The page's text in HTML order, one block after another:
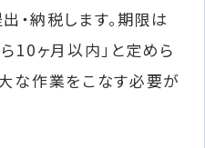
・納税します。期限は
10ヶ月以内」と定めら
な作業をこなす必要が